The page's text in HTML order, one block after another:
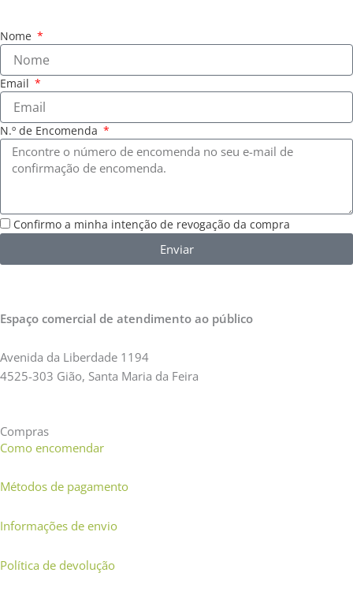
Nome
Email
N.º de Encomenda
Confirmo a minha intenção de revogação da compra
Enviar
Espaço comercial de atendimento ao público
Avenida da Liberdade 1194
4525-303 Gião, Santa Maria da Feira
Compras
Como encomendar
Métodos de pagamento
Informações de envio
Política de devolução